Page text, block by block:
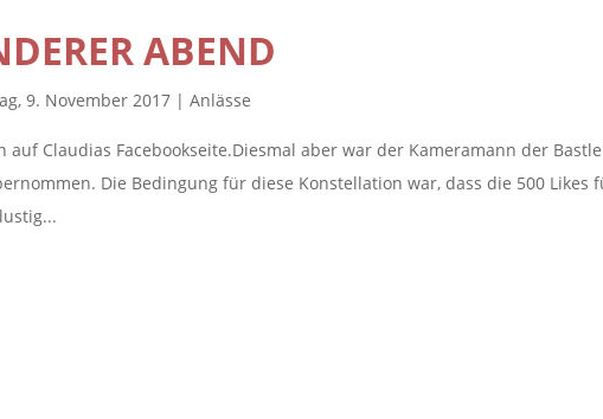
ABEND
9. November 2017| Anlässe
auf Claudias Facebookseite.Diesmal aber war der Kameramann der
Die Bedingung für diese Konstellation war, dass die 500 Likes